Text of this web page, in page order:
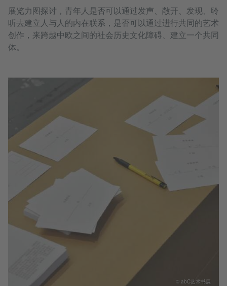
展览力图探讨，青年人是否可以通过发声、敞开、发现、聆
听去建立人与人的内在联系，是否可以通过进行共同的艺术
创作，来跨越中欧之间的社会历史文化障碍、建立一个共同
体。
© abC艺术书展